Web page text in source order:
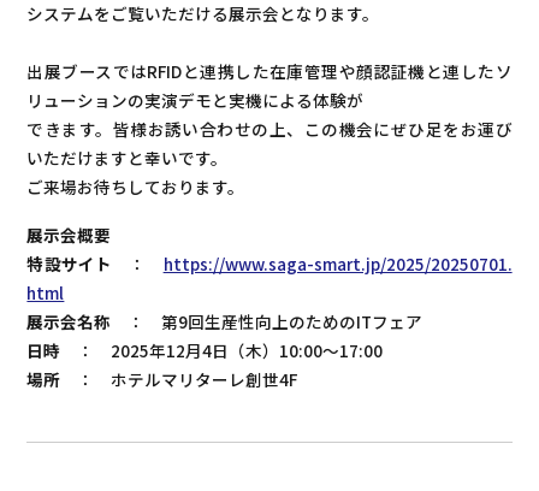
システムをご覧いただける展示会となります。
出展ブースではRFIDと連携した在庫管理や顔認証機と連したソ
リューションの実演デモと実機による体験が
できます。皆様お誘い合わせの上、この機会にぜひ足をお運び
いただけますと幸いです。
ご来場お待ちしております。
展示会概要
特設サイト
： https://www.saga-smart.jp/2025/20250701.
html
展示会名称 ： 第9回生産性向上のためのITフェア
日時
： 2025年12月4日（木）10:00～17:00
場所 ： ホテルマリターレ創世4F